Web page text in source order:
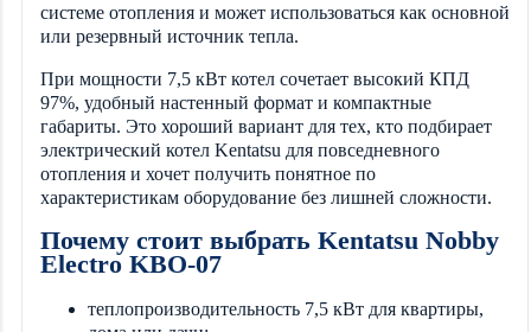
системе отопления и может использоваться как основной
или резервный источник тепла.
При мощности 7,5 кВт котел сочетает высокий КПД
97%, удобный настенный формат и компактные
габариты. Это хороший вариант для тех, кто подбирает
электрический котел Kentatsu для повседневного
отопления и хочет получить понятное по
характеристикам оборудование без лишней сложности.
Почему стоит выбрать Kentatsu Nobby
Electro KBO-07
теплопроизводительность 7,5 кВт для квартиры,